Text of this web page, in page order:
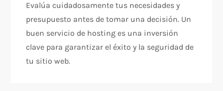
Evalúa cuidadosamente tus necesidades y
presupuesto antes de tomar una decisión. Un
buen servicio de hosting es una inversión
clave para garantizar el éxito y la seguridad de
tu sitio web.